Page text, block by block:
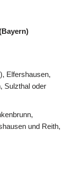
Elfershausen,
Sulzthal oder
und Reith,